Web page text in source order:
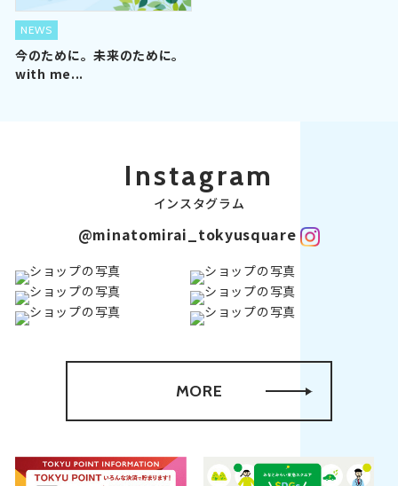
NEWS
今のために。未来のために。
with me...
Instagram
インスタグラム
@minatomirai_tokyusquare
MORE